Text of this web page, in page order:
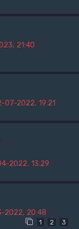
21:40
07-2022, 19:21
2022, 13:29
2022, 20:48
1 2 3